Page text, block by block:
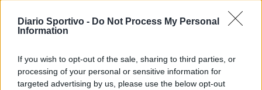
Diario Sportivo - Do Not Process My Personal
Information
If you wish to opt-out of the sale, sharing to third parties, or
processing of your personal or sensitive information for
targeted advertising by us, please use the below opt-out
PIÙ LETTI OGGI
L'Ilva si completa con Markic, Contucci,
Carlucci, Bevilacqua, Solinas, Souare e Galic